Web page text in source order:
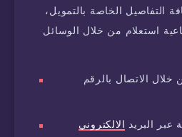
التفاصيل الخاصة بالتمويل،
استعلام من خلال الوسائل
ساعة من خلال الاتصال بالرقم
البريد الالكتروني